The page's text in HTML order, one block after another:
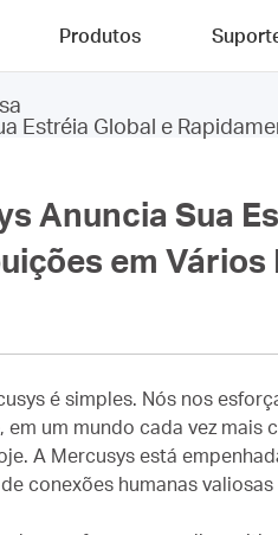
Produtos
Estréia Global e
Anuncia Sua
em Vários
é simples. Nós nos
em um mundo cada vez
A Mercusys está
conexões humanas